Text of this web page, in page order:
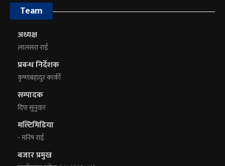
Team
अध्यक्ष
लालसरा राई
प्रबन्ध निर्देशक
कृष्णबहादुर कार्की
सम्पादक
दिपा सुनुवार
मल्टिमिडिया
- मनिष राई
बजार प्रमुख